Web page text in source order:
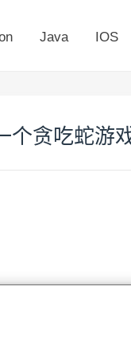
Java IOS
个贪吃蛇游